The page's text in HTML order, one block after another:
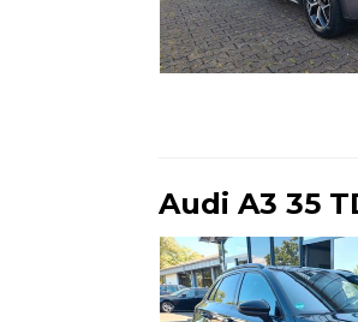
Audi A3 35